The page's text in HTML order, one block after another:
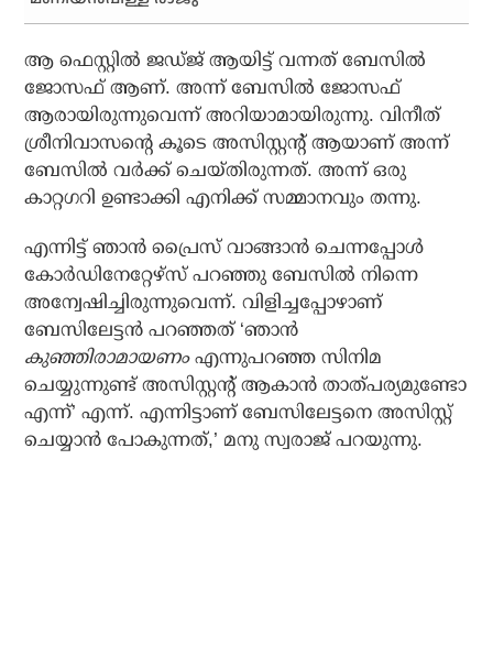
ആ ഫെസ്റ്റില്‍ ജഡ്ജ് ആയിട്ട് വന്നത് ബേസില്‍
ജോസഫ് ആണ്. അന്ന് ബേസില്‍ ജോസഫ്
ആരായിരുന്നുവെന്ന് അറിയാമായിരുന്നു. വിനീത്
ശ്രീനിവാസന്റെ കൂടെ അസിസ്റ്റന്റ് ആയാണ് അന്ന്
ബേസില്‍ വര്‍ക്ക് ചെയ്തിരുന്നത്. അന്ന് ഒരു
കാറ്റഗറി ഉണ്ടാക്കി എനിക്ക് സമ്മാനവും തന്നു.
എന്നിട്ട് ഞാന്‍ പ്രൈസ് വാങ്ങാന്‍ ചെന്നപ്പോള്‍
കോര്‍ഡിനേറ്റേഴ്‌സ് പറഞ്ഞു ബേസില്‍ നിന്നെ
അന്വേഷിച്ചിരുന്നുവെന്ന്. വിളിച്ചപ്പോഴാണ്
ബേസിലേട്ടന്‍ പറഞ്ഞത് ‘ഞാന്‍
കുഞ്ഞിരാമായണംഎന്നുപറഞ്ഞ സിനിമ
ചെയ്യുന്നുണ്ട് അസിസ്റ്റന്റ് ആകാൻ താത്പര്യമുണ്ടോ
എന്ന്’ എന്ന്. എന്നിട്ടാണ് ബേസിലേട്ടനെ അസിസ്റ്റ്
ചെയ്യാന്‍ പോകുന്നത്,’ മനു സ്വരാജ് പറയുന്നു.